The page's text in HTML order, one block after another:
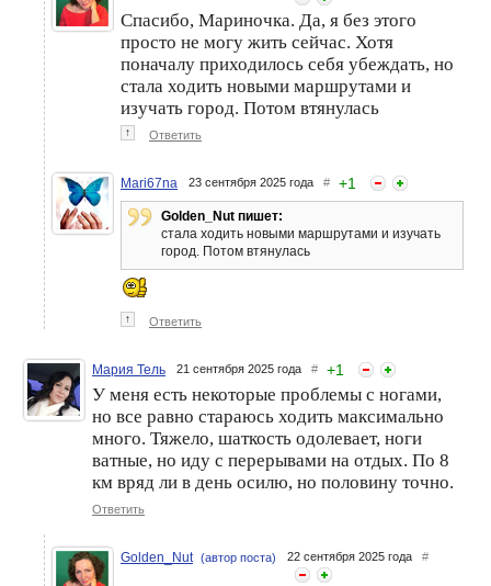
Спасибо, Мариночка. Да, я без этого
просто не могу жить сейчас. Хотя
поначалу приходилось себя убеждать, но
стала ходить новыми маршрутами и
изучать город. Потом втянулась
↑ Ответить
Mari67na 23 сентября 2025 года # +1
Golden_Nut пишет:
стала ходить новыми маршрутами и изучать
город. Потом втянулась
↑ Ответить
Мария Тель 21 сентября 2025 года # +1
У меня есть некоторые проблемы с ногами,
но все равно стараюсь ходить максимально
много. Тяжело, шаткость одолевает, ноги
ватные, но иду с перерывами на отдых. По 8
км вряд ли в день осилю, но половину точно.
Ответить
Golden_Nut (автор поста) 22 сентября 2025 года #